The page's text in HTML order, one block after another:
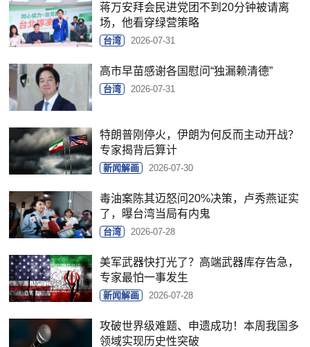
蒋万安拜会民进党团不到20分钟被请离
场，他看穿绿营策略
台湾 2026-07-31
高市早苗感谢各国慰问“独漏赖清德”
台湾 2026-07-31
特朗普刚停火，伊朗为何反而主动开战？
专家揭背后算计
新闻解画 2026-07-30
毒油案陈其迈怒问20%决策，卢秀燕证实
了，曝台湾当局有内鬼
台湾 2026-07-28
美军武器快打光了？高端武器库存告急，
专家最怕一事发生
新闻解画 2026-07-28
攻破世界级难题、申遗成功！本周我国多
领域实现历史性突破